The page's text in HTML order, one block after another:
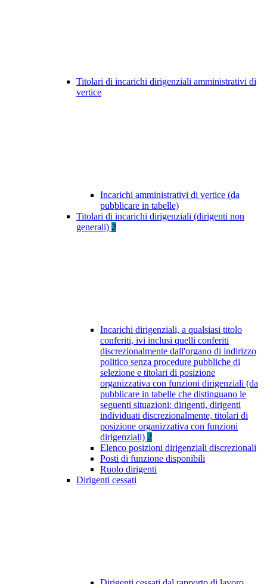
Titolari di incarichi dirigenziali amministrativi di
vertice
Incarichi amministrativi di vertice (da
pubblicare in tabelle)
Titolari di incarichi dirigenziali (dirigenti non
generali) 2
Incarichi dirigenziali, a qualsiasi titolo
conferiti, ivi inclusi quelli conferiti
discrezionalmente dall'organo di indirizzo
politico senza procedure pubbliche di
selezione e titolari di posizione
organizzativa con funzioni dirigenziali (da
pubblicare in tabelle che distinguano le
seguenti situazioni: dirigenti, dirigenti
individuati discrezionalmente, titolari di
posizione organizzativa con funzioni
dirigenziali) 2
Elenco posizioni dirigenziali discrezionali
Posti di funzione disponibili
Ruolo dirigenti
Dirigenti cessati